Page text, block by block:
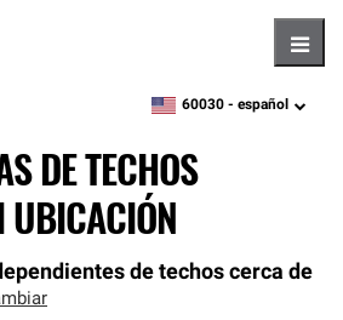
zipcode,language
60030 - español
DE TECHOS
UBICACIÓN
de techos cerca de